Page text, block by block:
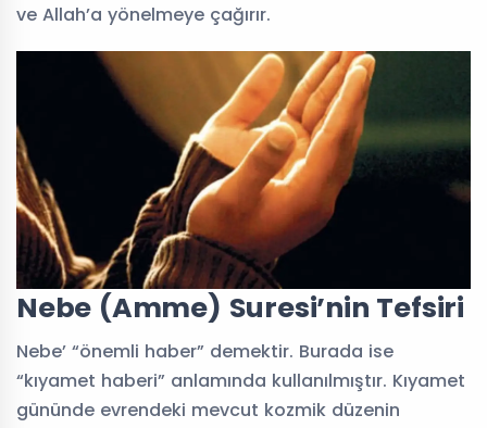
ve Allah’a yönelmeye çağırır.
Nebe (Amme) Suresi’nin Tefsiri
Nebe’ “önemli haber” demektir. Burada ise
“kıyamet haberi” anlamında kullanılmıştır. Kıyamet
gününde evrendeki mevcut kozmik düzenin